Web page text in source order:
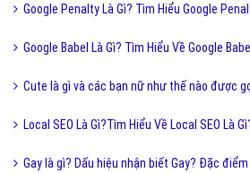
Google Penalty Là Gì? Tìm Hiểu Google
Google Babel Là Gì? Tìm Hiểu Về Google
Cute là gì và các bạn nữ như thế nào được
Local SEO Là Gì?Tìm Hiểu Về Local SEO Là
Gay là gì? Dấu hiệu nhận biết Gay? Đặc điểm